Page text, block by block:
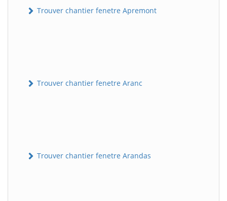
Trouver chantier fenetre Apremont
Trouver chantier fenetre Aranc
Trouver chantier fenetre Arandas